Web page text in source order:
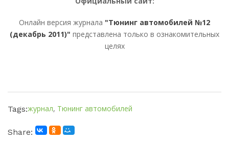
Онлайн версия журнала "Тюнинг автомобилей №12
(декабрь 2011)" представлена только в ознакомительных
целях
Tags:журнал, Тюнинг автомобилей
Share: